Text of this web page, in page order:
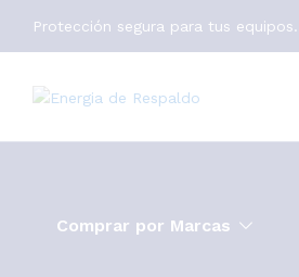
Protección segura para tus equipos.
Comprar por Marcas